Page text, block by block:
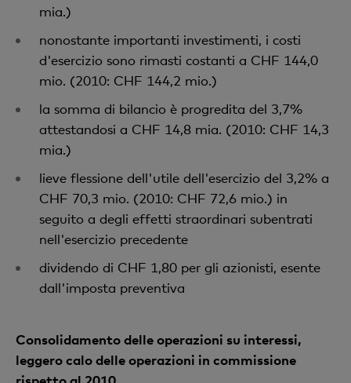
mia.)
nonostante importanti investimenti, i costi
d'esercizio sono rimasti costanti a CHF 144,0
mio. (2010: CHF 144,2 mio.)
la somma di bilancio è progredita del 3,7%
attestandosi a CHF 14,8 mia. (2010: CHF 14,3
mia.)
lieve flessione dell'utile dell'esercizio del 3,2% a
CHF 70,3 mio. (2010: CHF 72,6 mio.) in
seguito a degli effetti straordinari subentrati
nell'esercizio precedente
dividendo di CHF 1,80 per gli azionisti, esente
dall'imposta preventiva
Consolidamento delle operazioni su interessi,
leggero calo delle operazioni in commissione